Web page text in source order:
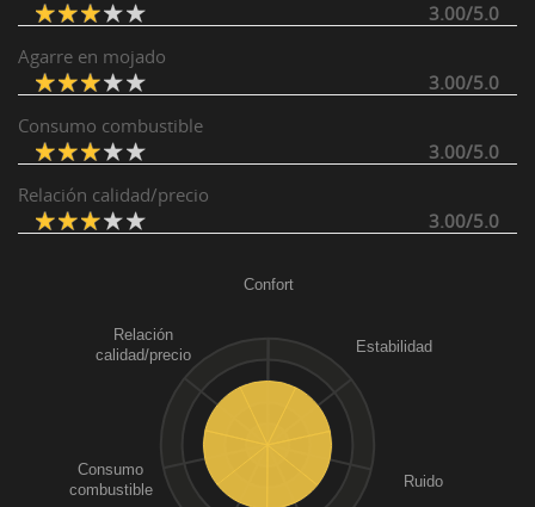
3.00/5.0
Agarre en mojado
3.00/5.0
Consumo combustible
3.00/5.0
Relación calidad/precio
3.00/5.0
Confort
Estabilidad
Ruido
Consumo
combustible
Relación
calidad/precio